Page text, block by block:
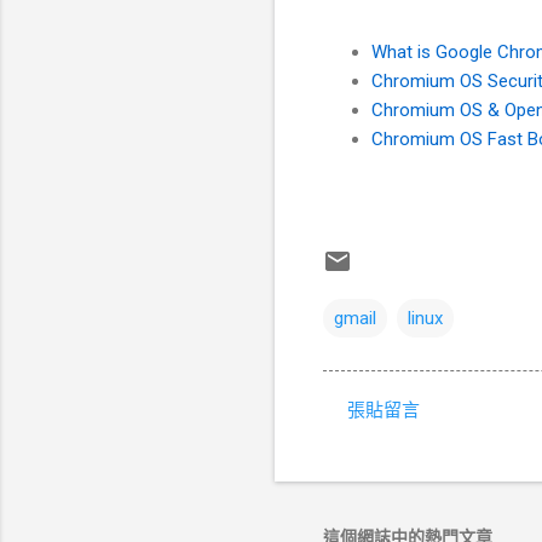
What is Google
Chromium OS
Chromium OS &
Chromium OS Fast
gmail linux
張貼留言
這個網誌中的熱門文章